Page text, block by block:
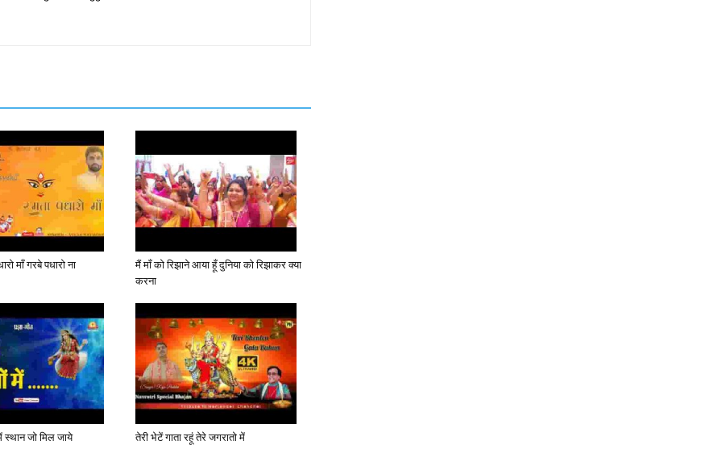
माँ गरबे पधारो ना
मैं माँ को रिझाने आया हूँ दुनिया को रिझाकर क्या
करना
स्थान जो मिल जाये तेरी भेटें गाता रहूं तेरे जगरातो में